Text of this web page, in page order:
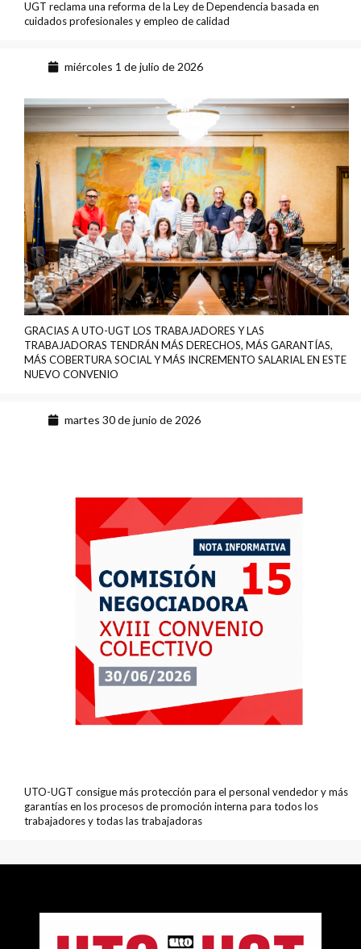
UGT reclama una reforma de la Ley de Dependencia basada en
cuidados profesionales y empleo de calidad
miércoles 1 de julio de 2026
GRACIAS A UTO-UGT LOS TRABAJADORES Y LAS
TRABAJADORAS TENDRÁN MÁS DERECHOS, MÁS GARANTÍAS,
MÁS COBERTURA SOCIAL Y MÁS INCREMENTO SALARIAL EN ESTE
NUEVO CONVENIO
martes 30 de junio de 2026
UTO-UGT consigue más protección para el personal vendedor y más
garantías en los procesos de promoción interna para todos los
trabajadores y todas las trabajadoras